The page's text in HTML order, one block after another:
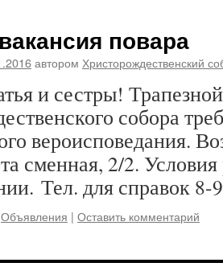
повара
автором Христорождественский
и сестры! Трапезной
собора
вероисповедания.
сменная, 2/2.
Тел. для справок
Объявления | Оставить комментарий